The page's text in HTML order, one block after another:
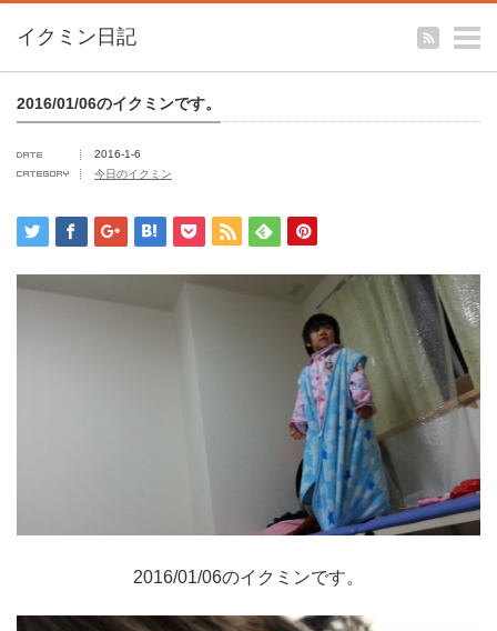
イクミン日記
2016/01/06のイクミンです。
2016-1-6
今日のイクミン
2016/01/06のイクミンです。